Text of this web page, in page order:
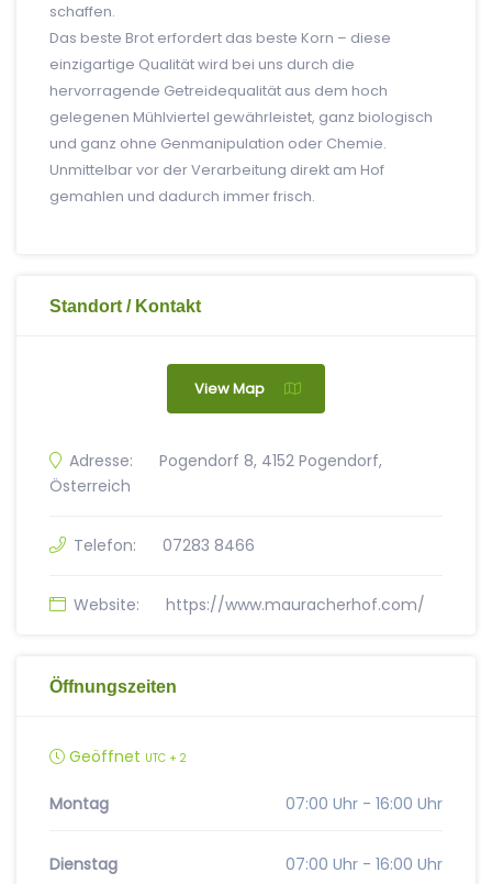
schaffen.
Das beste Brot erfordert das beste Korn – diese
einzigartige Qualität wird bei uns durch die
hervorragende Getreidequalität aus dem hoch
gelegenen Mühlviertel gewährleistet, ganz biologisch
und ganz ohne Genmanipulation oder Chemie.
Unmittelbar vor der Verarbeitung direkt am Hof
gemahlen und dadurch immer frisch.
Standort / Kontakt
View Map
Adresse:
Pogendorf 8, 4152 Pogendorf,
Österreich
Telefon: 07283 8466
Website: https://www.mauracherhof.com/
Öffnungszeiten
Geöffnet UTC + 2
Montag 07:00 Uhr - 16:00 Uhr
Dienstag 07:00 Uhr - 16:00 Uhr